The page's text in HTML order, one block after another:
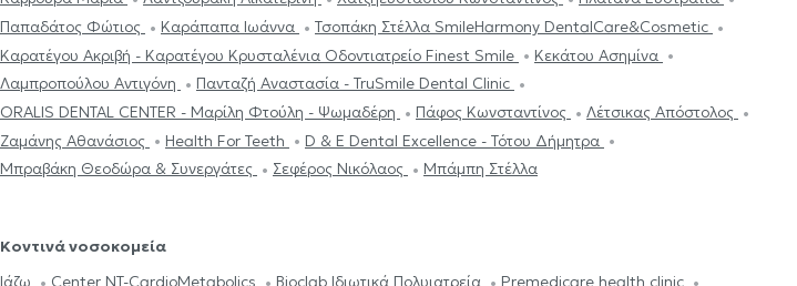
Παπαδάτος Φώτιος
Καράπαπα Ιωάννα
Τσοπάκη Στέλλα SmileHarmony DentalCare&Cosmetic
Καρατέγου Ακριβή - Καρατέγου Κρυσταλένια Οδοντιατρείο Finest Smile
Κεκάτου Ασημίνα
Λαμπροπούλου Αντιγόνη
Πανταζή Αναστασία - TruSmile Dental Clinic
ORALIS DENTAL CENTER - Μαρίλη Φτούλη - Ψωμαδέρη
Πάφος Κωνσταντίνος
Λέτσικας Απόστολος
Ζαμάνης Αθανάσιος
Health For Teeth
D & E Dental Excellence - Τότου Δήμητρα
Μπραβάκη Θεοδώρα & Συνεργάτες
Σεφέρος Νικόλαος Μπάμπη Στέλλα
Κοντινά νοσοκομεία
Ιάζω
Center NT-CardioMetabolics Bioclab Ιδιωτικά Πολυιατρεία
Premedicare health clinic